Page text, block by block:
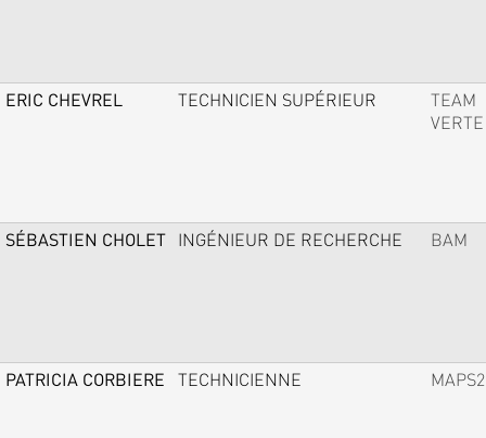
ERIC CHEVREL TECHNICIEN SUPÉRIEUR
TEAM
VERTE
SÉBASTIEN CHOLET INGÉNIEUR DE RECHERCHE BAM
PATRICIA CORBIERE TECHNICIENNE MAPS2